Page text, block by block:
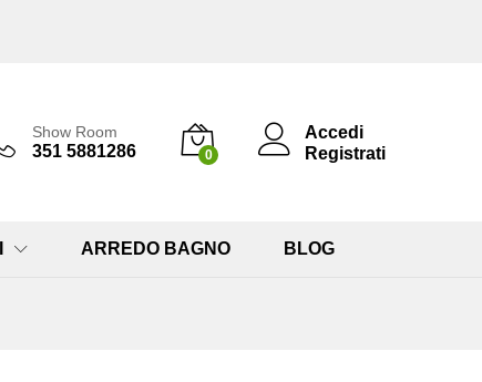
Show Room
351 5881286 0
Accedi
Registrati
ARREDO BAGNO BLOG